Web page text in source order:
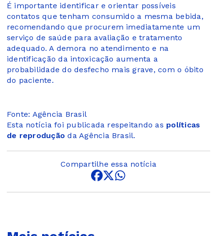
É importante identificar e orientar possíveis
contatos que tenham consumido a mesma bebida,
recomendando que procurem imediatamente um
serviço de saúde para avaliação e tratamento
adequado. A demora no atendimento e na
identificação da intoxicação aumenta a
probabilidade do desfecho mais grave, com o óbito
do paciente.
Fonte: Agência Brasil
Esta notícia foi publicada respeitando as políticas
de reprodução da Agência Brasil.
Compartilhe essa notícia